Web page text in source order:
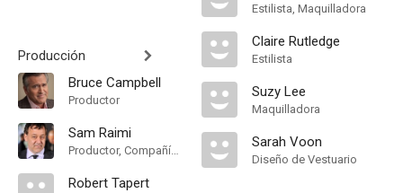
Producción
Bruce Campbell
Productor
Sam Raimi
Productor, Compañía de Produccion
Robert Tapert
Estilista, Maquilladora
Claire Rutledge
Estilista
Suzy Lee
Maquilladora
Sarah Voon
Diseño de Vestuario